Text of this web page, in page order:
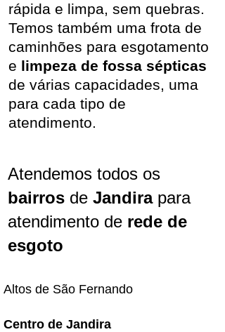
rápida e limpa, sem quebras.
Temos também uma frota de
caminhões para esgotamento
e limpeza de fossa sépticas
de várias capacidades, uma
para cada tipo de
atendimento.
Atendemos todos os
bairros de Jandirapara
atendimento de rede de
esgoto
Altos de São Fernando
Centro de Jandira